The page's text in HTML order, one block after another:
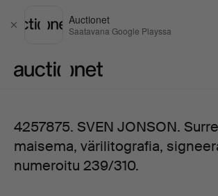
Sulje
Auctionet
Saatavana Google Playssa
4257875. SVEN JONSON.
maisema, värilitografia,
numeroitu 239/310.